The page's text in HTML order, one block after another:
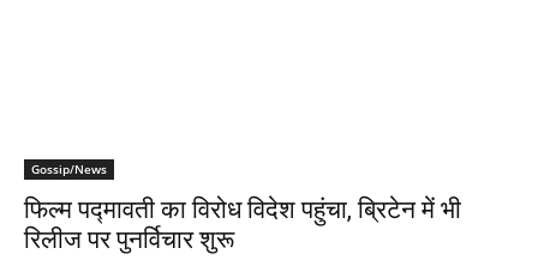
Gossip/News
फिल्म पद्मावती का विरोध विदेश पहुंचा, ब्रिटेन में भी
रिलीज पर पुनर्विचार शुरू